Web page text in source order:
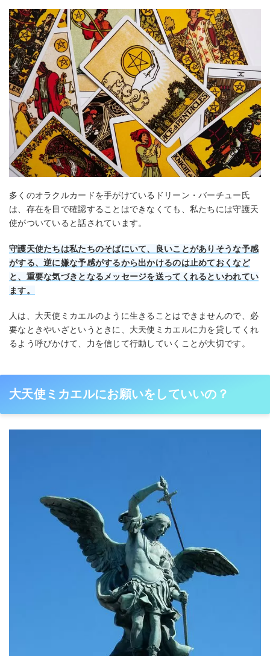
多くのオラクルカードを手がけているドリーン・バーチュー氏
は、存在を目で確認することはできなくても、私たちには守護天
使がついていると話されています。
守護天使たちは私たちのそばにいて、良いことがありそうな予感
がする、逆に嫌な予感がするから出かけるのは止めておくなど
と、重要な気づきとなるメッセージを送ってくれるといわれてい
ます。
人は、大天使ミカエルのように生きることはできませんので、必
要なときやいざというときに、大天使ミカエルに力を貸してくれ
るよう呼びかけて、力を信じて行動していくことが大切です。
大天使ミカエルにお願いをしていいの？